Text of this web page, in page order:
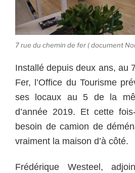
7 rue du chemin de fer ( document
Installé depuis deux ans, au
Fer, l’Office du Tourisme
ses locaux au 5 de la
d’année 2019. Et cette
besoin de camion de
vraiment la maison d’à côté.
Frédérique Westeel,